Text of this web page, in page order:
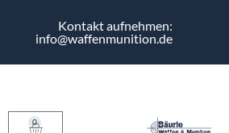
Kontakt aufnehmen:
info@waffenmunition.de
0